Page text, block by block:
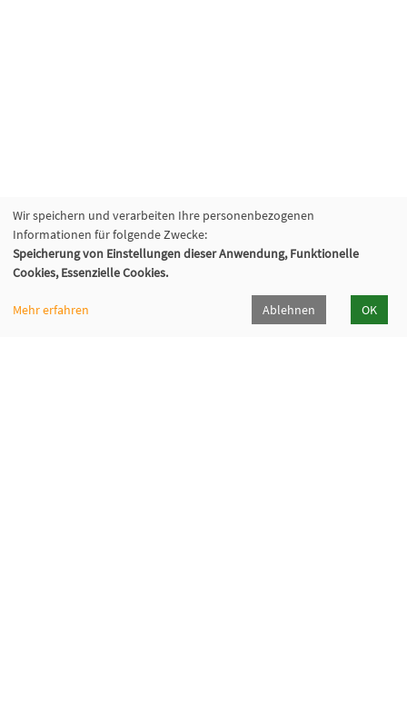
Wir speichern und verarbeiten Ihre personenbezogenen
Informationen für folgende Zwecke:
Speicherung von Einstellungen dieser Anwendung, Funktionelle
Cookies, Essenzielle Cookies.
Mehr erfahren Ablehnen OK